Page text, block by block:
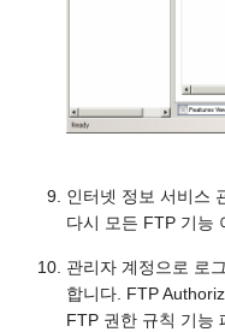
인터넷 정보 서비스
다시 모든 FTP 기능
관리자 계정으로 로
합니다. FTP
FTP 권한 규칙 기능